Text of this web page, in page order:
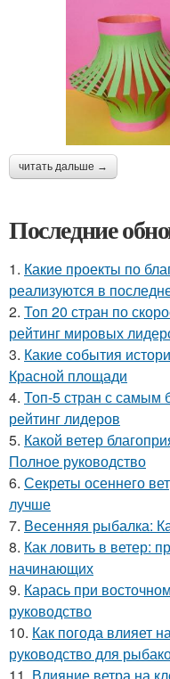
читать дальше →
Последние
1. Какие проекты по
реализуются в
2. Топ 20 стран по
рейтинг мировых
3. Какие события
Красной площади
4. Топ-5 стран с самым
рейтинг лидеров
5. Какой ветер
Полное руководство
6. Секреты осеннего
лучше
7. Весенняя рыбалка:
8. Как ловить в ветер:
начинающих
9. Карась при
руководство
10. Как погода влияет
руководство для